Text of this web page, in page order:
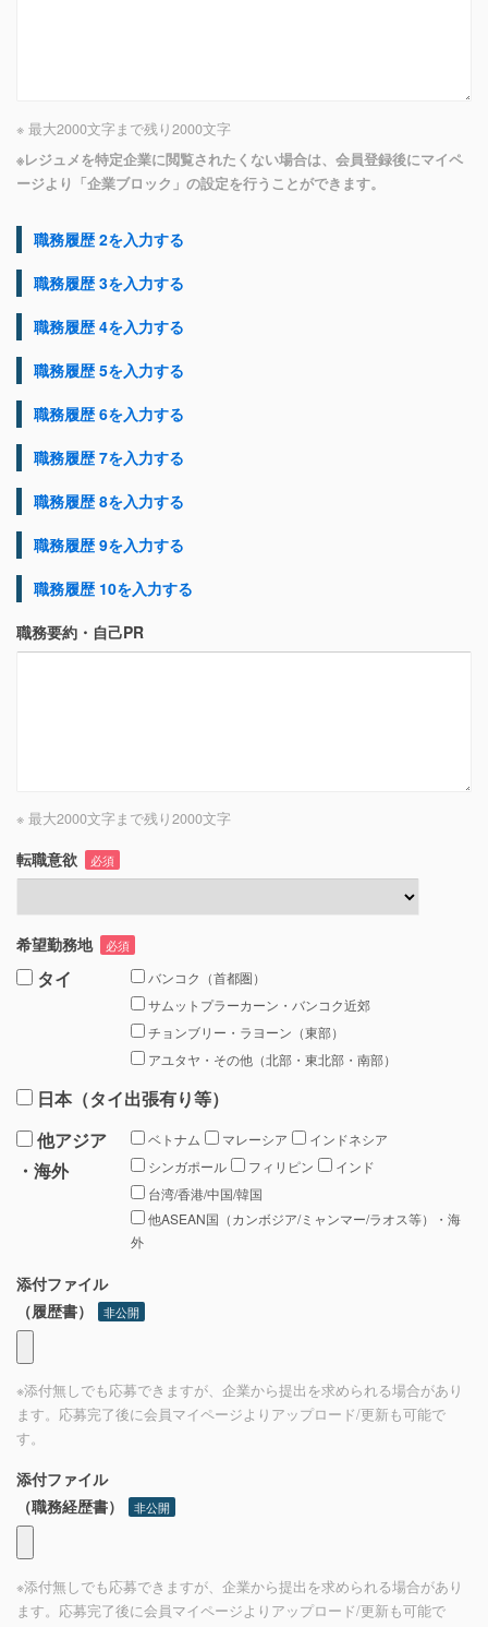
※ 最大2000文字まで残り2000文字
※レジュメを特定企業に閲覧されたくない場合は、会員登録後にマイペ
ージより「企業ブロック」の設定を行うことができます。
職務履歴 2を入力する
職務履歴 3を入力する
職務履歴 4を入力する
職務履歴 5を入力する
職務履歴 6を入力する
職務履歴 7を入力する
職務履歴 8を入力する
職務履歴 9を入力する
職務履歴 10を入力する
職務要約・自己PR
※ 最大2000文字まで残り2000文字
転職意欲 必須
希望勤務地 必須
タイ
バンコク（首都圏）
サムットプラーカーン・バンコク近郊
チョンブリー・ラヨーン（東部）
アユタヤ・その他（北部・東北部・南部）
日本（タイ出張有り等）
他アジア
・海外
ベトナム マレーシア
インドネシア
シンガポール
フィリピン
インド
台湾/香港/中国/韓国
他ASEAN国（カンボジア/ミャンマー/ラオス等）・海
外
添付ファイル
（履歴書）
非公開
※添付無しでも応募できますが、企業から提出を求められる場合があり
ます。応募完了後に会員マイページよりアップロード/更新も可能で
す。
添付ファイル
（職務経歴書）
非公開
※添付無しでも応募できますが、企業から提出を求められる場合があり
ます。応募完了後に会員マイページよりアップロード/更新も可能で